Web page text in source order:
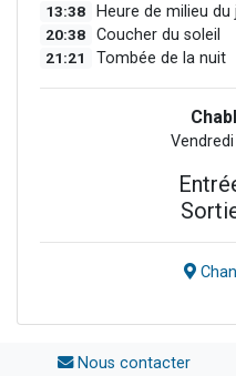
13:38 Heure de milieu du
20:38 Coucher du soleil
21:21 Tombée de la nuit
Nous contacter